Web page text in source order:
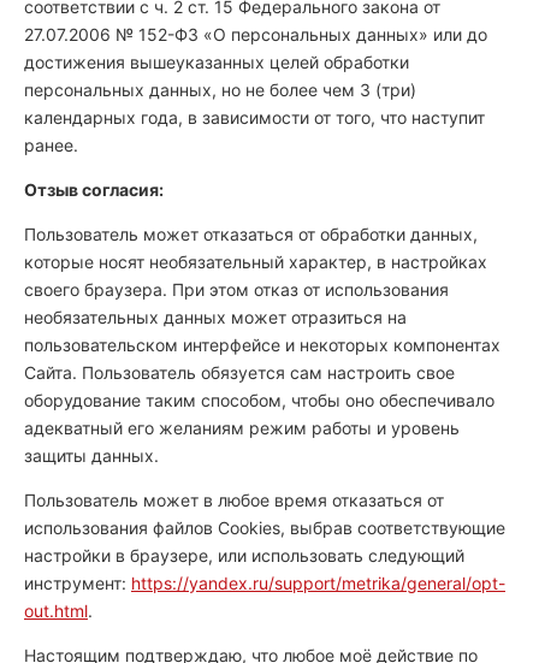
соответствии с ч. 2 ст. 15 Федерального закона от
27.07.2006 № 152-ФЗ «О персональных данных» или до
достижения вышеуказанных целей обработки
персональных данных, но не более чем 3 (три)
календарных года, в зависимости от того, что наступит
ранее.
Отзыв согласия:
Пользователь может отказаться от обработки данных,
которые носят необязательный характер, в настройках
своего браузера. При этом отказ от использования
необязательных данных может отразиться на
пользовательском интерфейсе и некоторых компонентах
Сайта. Пользователь обязуется сам настроить свое
оборудование таким способом, чтобы оно обеспечивало
адекватный его желаниям режим работы и уровень
защиты данных.
Пользователь может в любое время отказаться от
использования файлов Cookies, выбрав соответствующие
настройки в браузере, или использовать следующий
инструмент: https://yandex.ru/support/metrika/general/opt-
out.html.
Настоящим подтверждаю, что любое моё действие по